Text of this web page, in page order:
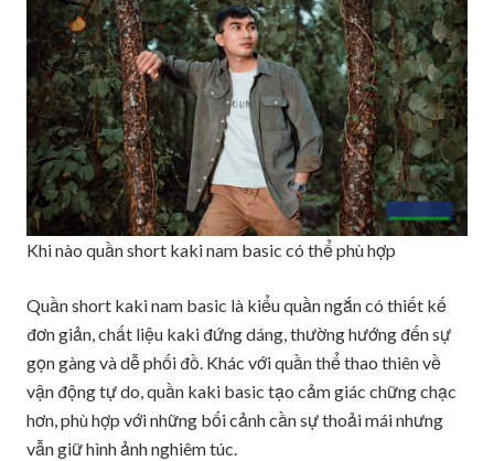
Khi nào quần short kaki nam basic có thể phù hợp
Quần short kaki nam basic là kiểu quần ngắn có thiết kế
đơn giản, chất liệu kaki đứng dáng, thường hướng đến sự
gọn gàng và dễ phối đồ. Khác với quần thể thao thiên về
vận động tự do, quần kaki basic tạo cảm giác chững chạc
hơn, phù hợp với những bối cảnh cần sự thoải mái nhưng
vẫn giữ hình ảnh nghiêm túc.